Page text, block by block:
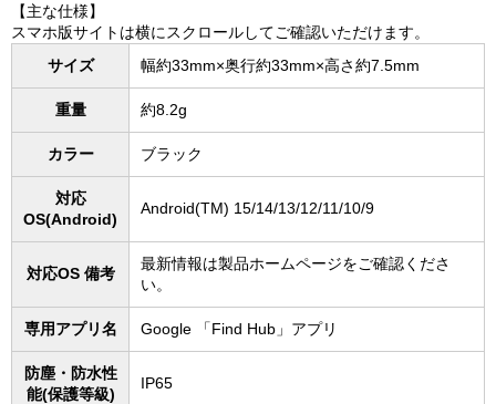
【主な仕様】
スマホ版サイトは横にスクロールしてご確認いただけます。
サイズ
幅約33mm×奥行約33mm×高さ約7.5mm
重量 約8.2g
カラー ブラック
対応
OS(Android)
Android(TM) 15/14/13/12/11/10/9
対応OS 備考
最新情報は製品ホームページをご確認くださ
い。
専用アプリ名 Google 「Find Hub」アプリ
防塵・防水性
能(保護等級)
IP65